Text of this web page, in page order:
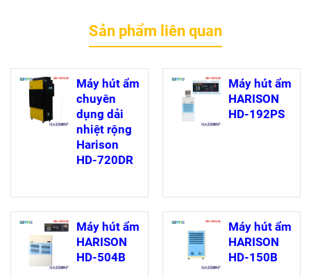
Sản phẩm liên quan
Máy hút ẩm
chuyên
dụng dải
nhiệt rộng
Harison
HD-720DR
Máy hút ẩm
HARISON
HD-192PS
Máy hút ẩm
HARISON
HD-504B
Máy hút ẩm
HARISON
HD-150B